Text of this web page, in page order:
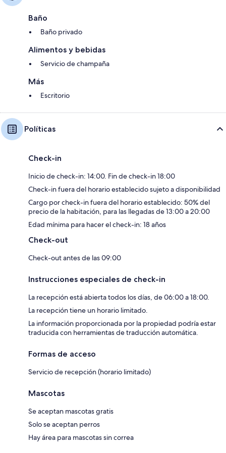
Baño
Baño privado
Alimentos y bebidas
Servicio de champaña
Más
Escritorio
Políticas
Check-in
Inicio de check-in: 14:00. Fin de check-in 18:00
Check-in fuera del horario establecido sujeto a disponibilidad
Cargo por check-in fuera del horario establecido: 50% del
precio de la habitación, para las llegadas de 13:00 a 20:00
Edad mínima para hacer el check-in: 18 años
Check-out
Check-out antes de las 09:00
Instrucciones especiales de check-in
La recepción está abierta todos los días, de 06:00 a 18:00.
La recepción tiene un horario limitado.
La información proporcionada por la propiedad podría estar
traducida con herramientas de traducción automática.
Formas de acceso
Servicio de recepción (horario limitado)
Mascotas
Se aceptan mascotas gratis
Solo se aceptan perros
Hay área para mascotas sin correa